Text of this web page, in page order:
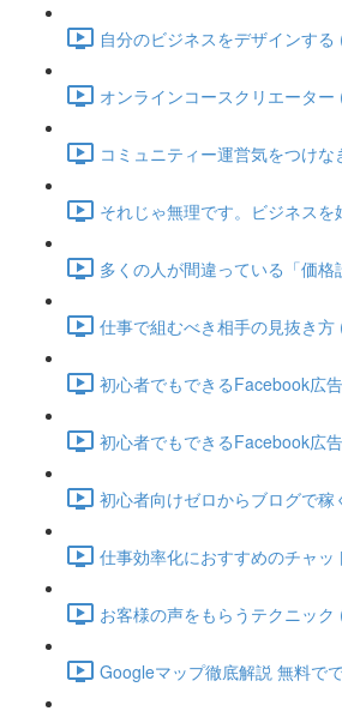
自分のビジネスをデザインする
オンラインコースクリエーター
コミュニティー運営気をつけ
それじゃ無理です。ビジネス
多くの人が間違っている「価
仕事で組むべき相手の見抜き方
初心者でもできるFacebook広
初心者でもできるFacebook広
初心者向けゼロからブログで稼
仕事効率化におすすめのチャッ
お客様の声をもらうテクニック
Googleマップ徹底解説 無料で